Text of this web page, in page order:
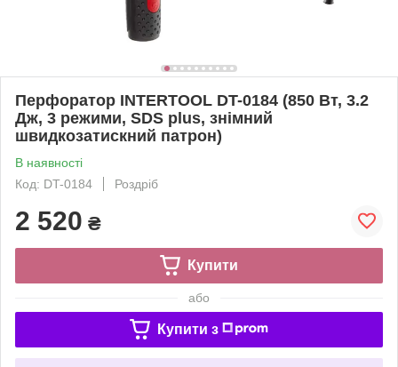
Перфоратор INTERTOOL DT-0184 (850 Вт, 3.2
Дж, 3 режими, SDS plus, знімний
швидкозатискний патрон)
В наявності
Код: DT-0184
Роздріб
2 520 ₴
Купити
або
Купити з